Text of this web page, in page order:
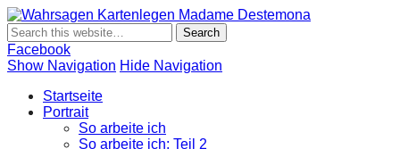
Wahrsagen und Kartenlegen Madame Destemona
Facebook
Show Navigation Hide Navigation
Startseite
Portrait
So arbeite ich
So arbeite ich: Teil 2